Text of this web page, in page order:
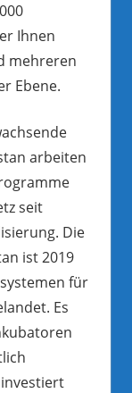
Ihnen
mehreren
Ebene.
arbeiten
seit
Die
ist 2019
für
Es